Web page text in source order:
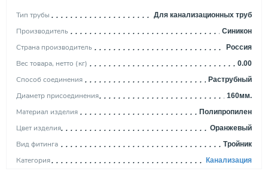
Тип трубы Для канализационных труб
Производитель Синикон
Страна производитель Россия
Вес товара, нетто (кг) 0.00
Способ соединения Раструбный
Диаметр присоединения 160мм.
Материал изделия Полипропилен
Цвет изделия Оранжевый
Вид фитинга Тройник
Категория Канализация